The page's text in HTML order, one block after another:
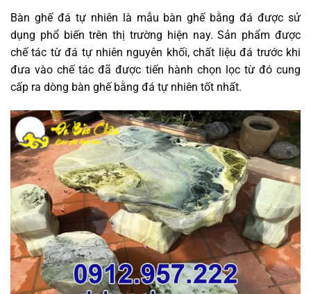
Bàn ghế đá tự nhiên là mẫu bàn ghế bằng đá được sử
dụng phổ biến trên thị trường hiện nay. Sản phẩm được
chế tác từ đá tự nhiên nguyên khối, chất liệu đá trước khi
đưa vào chế tác đã được tiến hành chọn lọc từ đó cung
cấp ra dòng bàn ghế bằng đá tự nhiên tốt nhất.